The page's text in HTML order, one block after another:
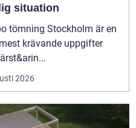
situation
tömning Stockholm är en
krävande uppgifter
2026